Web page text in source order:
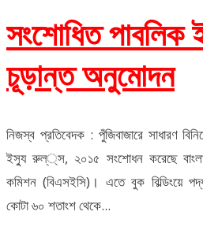
সংশোধিত পাবলিক
চূড়ান্ত অনুমোদন
নিজস্ব প্রতিবেদক : পুঁজিবাজারে সাধারণ
ইস্যু রুল্্স, ২০১৫ সংশোধন করেছে
কমিশন (বিএসইসি)। এতে বুক বিল্ডিংয়ে
কোটা ৬০ শতাংশ থেকে...